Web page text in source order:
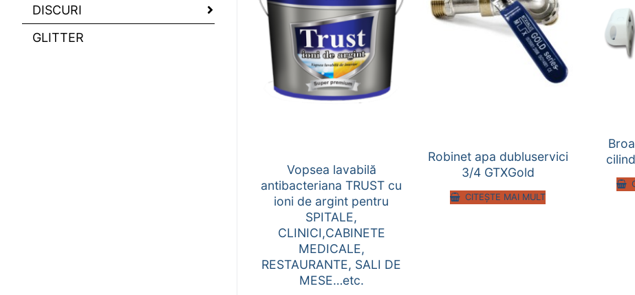
Vopsea lavabilă
antibacteriana TRUST cu
ioni de argint pentru
SPITALE,
CLINICI,CABINETE
MEDICALE,
RESTAURANTE, SALI DE
MESE…etc.
Robinet apa dubluservici
3/4 GTXGold
CITEȘTE MAI MULT
DISCURI
GLITTER